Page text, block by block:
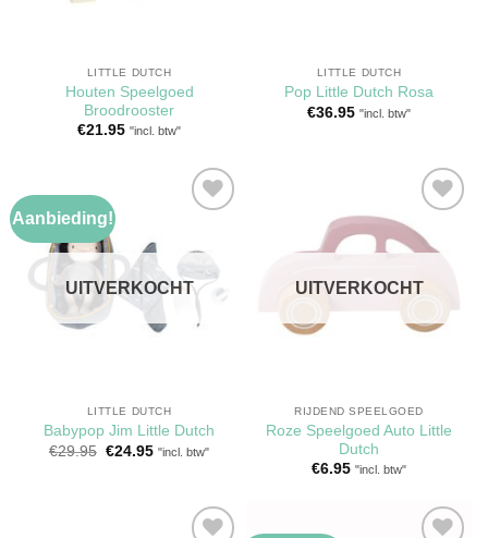
LITTLE DUTCH
Houten Speelgoed
Broodrooster
€21.95 "incl. btw"
LITTLE DUTCH
Pop Little Dutch Rosa
€36.95 "incl. btw"
Aanbieding!
aan
verlanglijst
UITVERKOCHT
LITTLE DUTCH
Babypop Jim Little Dutch
€29.95 Oorspronkelijke
€24.95Huidige
"incl. btw"
Toevoegen
aan
UITVERKOCHT
RIJDEND SPEELGOED
Roze Speelgoed Auto Little
Dutch
€6.95 "incl. btw"